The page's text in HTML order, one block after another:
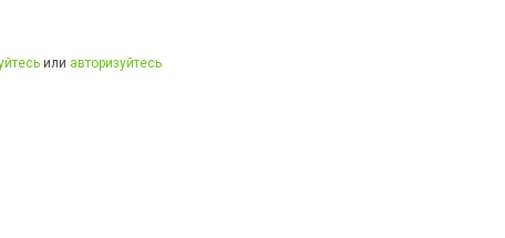
или авторизуйтесь